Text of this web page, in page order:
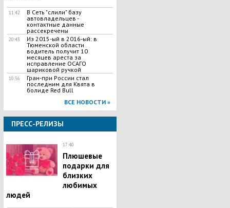
11:42
В Сеть "слили" базу
автовладельцев -
контактные данные
рассекречены
20:43
Из 2015-ый в 2016-ый: в
Тюменской области
водитель получит 10
месяцев ареста за
исправление ОСАГО
шариковой ручкой
10:56
Гран-при России стал
последним для Квята в
болиде Red Bull
ВСЕ НОВОСТИ »
ПРЕСС-РЕЛИЗЫ
17:40
Плюшевые
подарки для
близких
любимых
людей